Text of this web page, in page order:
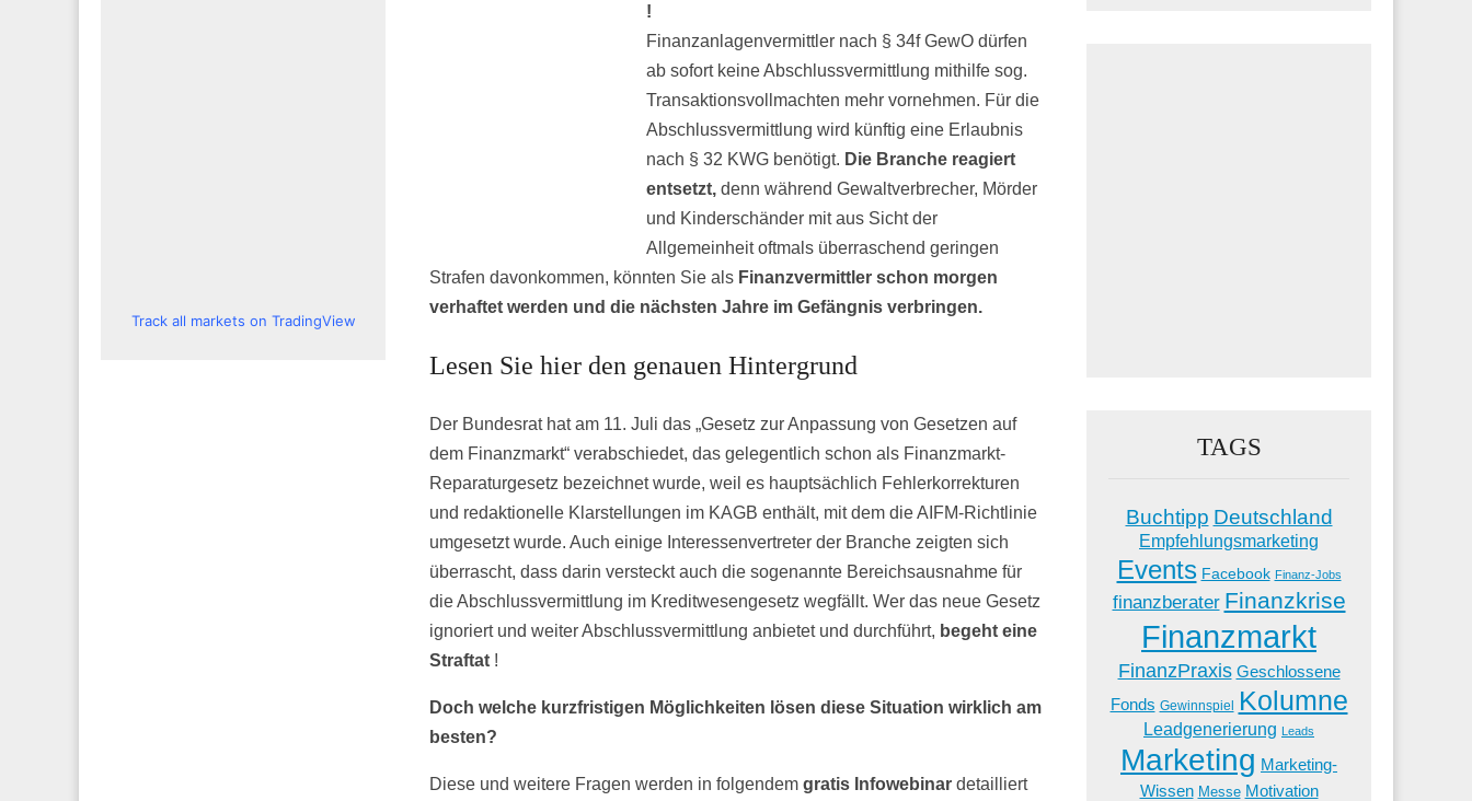
!
Finanzanlagenvermittler nach § 34f GewO dürfen
ab sofort keine Abschlussvermittlung mithilfe sog.
Transaktionsvollmachten mehr vornehmen. Für die
Abschlussvermittlung wird künftig eine Erlaubnis
nach § 32 KWG benötigt. Die Branche reagiert
entsetzt, denn während Gewaltverbrecher, Mörder
und Kinderschänder mit aus Sicht der
Allgemeinheit oftmals überraschend geringen
Strafen davonkommen, könnten Sie als Finanzvermittler schon morgen
verhaftet werden und die nächsten Jahre im Gefängnis verbringen.
Lesen Sie hier den genauen Hintergrund
Der Bundesrat hat am 11. Juli das „Gesetz zur Anpassung von Gesetzen auf
dem Finanzmarkt“ verabschiedet, das gelegentlich schon als Finanzmarkt-
Reparaturgesetz bezeichnet wurde, weil es hauptsächlich Fehlerkorrekturen
und redaktionelle Klarstellungen im KAGB enthält, mit dem die AIFM-Richtlinie
umgesetzt wurde. Auch einige Interessenvertreter der Branche zeigten sich
überrascht, dass darin versteckt auch die sogenannte Bereichsausnahme für
die Abschlussvermittlung im Kreditwesengesetz wegfällt. Wer das neue Gesetz
ignoriert und weiter Abschlussvermittlung anbietet und durchführt, begeht eine
Straftat !
Doch welche kurzfristigen Möglichkeiten lösen diese Situation wirklich am
besten?
Diese und weitere Fragen werden in folgendem gratis Infowebinar detailliert
Track all markets on TradingView
TAGS
Buchtipp Deutschland
Empfehlungsmarketing
Events Facebook Finanz-Jobs
finanzberater Finanzkrise
Finanzmarkt
FinanzPraxis Geschlossene
Fonds Gewinnspiel Kolumne
Leadgenerierung Leads
Marketing Marketing-
Wissen Messe Motivation